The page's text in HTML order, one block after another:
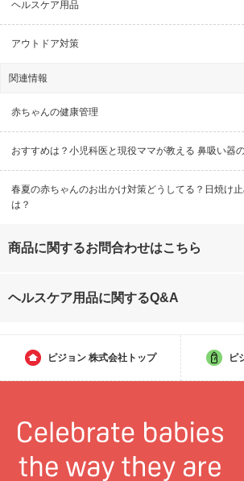
ヘルスケア用品
アウトドア対策
関連情報
赤ちゃんの健康管理
おすすめは？小児科医と現役ママが教える 鼻吸い器
春夏の赤ちゃんのお出かけ対策どうしてる？日焼け
は？
商品に関するお問合わせはこちら
ヘルスケア用品に関するQ&A
ピジョン 株式会社トップ ピ